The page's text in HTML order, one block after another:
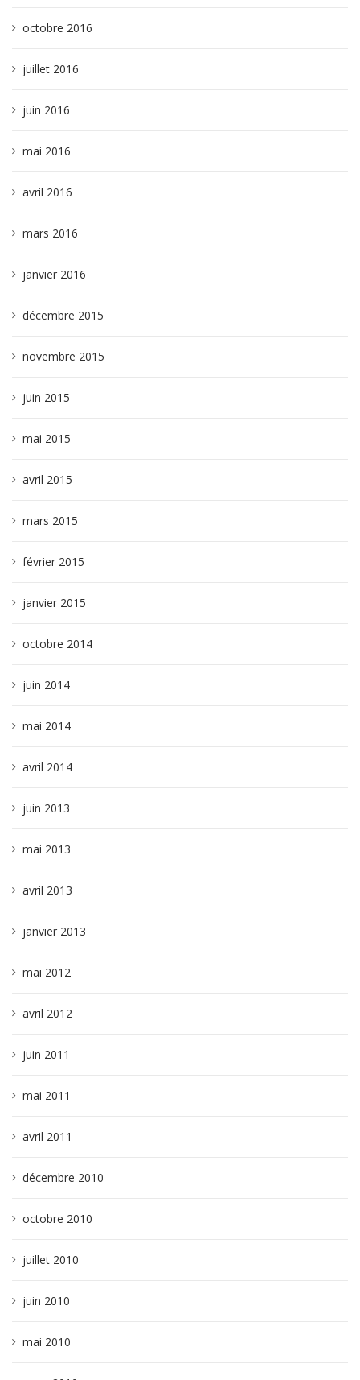
octobre 2016
juillet 2016
juin 2016
mai 2016
avril 2016
mars 2016
janvier 2016
décembre 2015
novembre 2015
juin 2015
mai 2015
avril 2015
mars 2015
février 2015
janvier 2015
octobre 2014
juin 2014
mai 2014
avril 2014
juin 2013
mai 2013
avril 2013
janvier 2013
mai 2012
avril 2012
juin 2011
mai 2011
avril 2011
décembre 2010
octobre 2010
juillet 2010
juin 2010
mai 2010